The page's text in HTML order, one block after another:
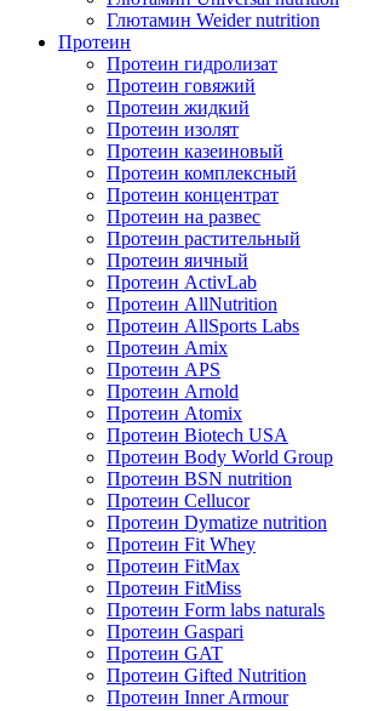
Глютамин Weider nutrition
Протеин
Протеин гидролизат
Протеин говяжий
Протеин жидкий
Протеин изолят
Протеин казеиновый
Протеин комплексный
Протеин концентрат
Протеин на развес
Протеин растительный
Протеин яичный
Протеин ActivLab
Протеин AllNutrition
Протеин AllSports Labs
Протеин Amix
Протеин APS
Протеин Arnold
Протеин Atomix
Протеин Biotech USA
Протеин Body World Group
Протеин BSN nutrition
Протеин Cellucor
Протеин Dymatize nutrition
Протеин Fit Whey
Протеин FitMax
Протеин FitMiss
Протеин Form labs naturals
Протеин Gaspari
Протеин GAT
Протеин Gifted Nutrition
Протеин Inner Armour